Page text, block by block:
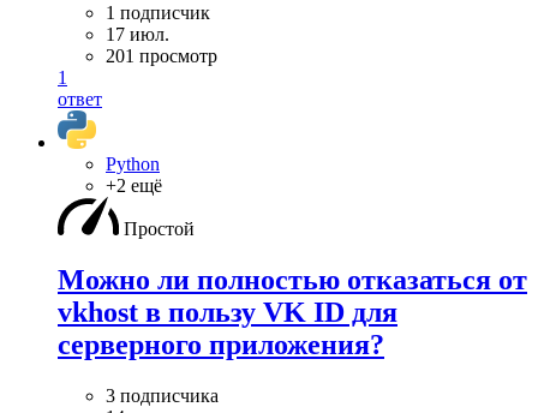
1 подписчик
17 июл.
201 просмотр
1
ответ
Python
+2 ещё
Простой
Можно ли полностью отказаться от
vkhost в пользу VK ID для
серверного приложения?
3 подписчика